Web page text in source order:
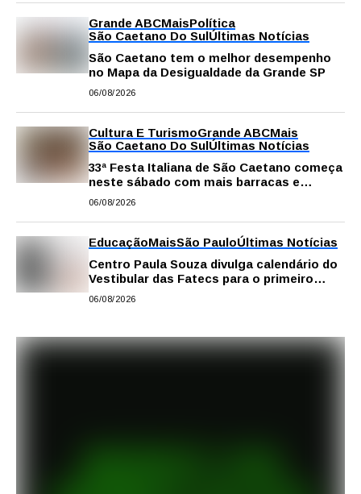
Grande ABCMaisPolítica
São Caetano Do SulÚltimas Notícias
São Caetano tem o melhor desempenho
no Mapa da Desigualdade da Grande SP
06/08/2026
Cultura E TurismoGrande ABCMais
São Caetano Do SulÚltimas Notícias
33ª Festa Italiana de São Caetano começa
neste sábado com mais barracas e
novidades em decoração e atrações
06/08/2026
EducaçãoMaisSão PauloÚltimas Notícias
Centro Paula Souza divulga calendário do
Vestibular das Fatecs para o primeiro
semestre de 2027
06/08/2026